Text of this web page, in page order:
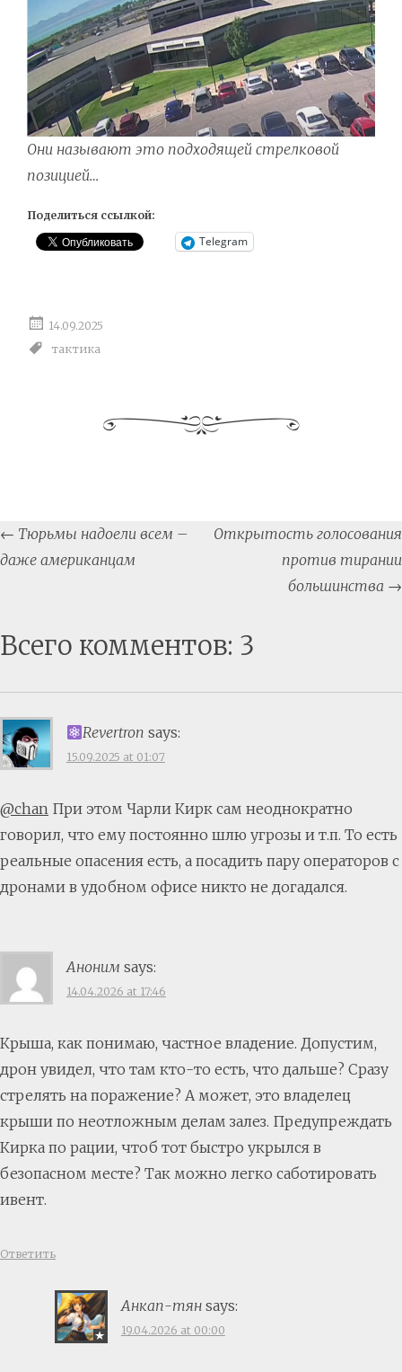
Они называют это подходящей стрелковой
позицией…
Поделиться ссылкой:
Telegram
14.09.2025
тактика
Post
navigation
← Тюрьмы надоели всем –
даже американцам
Открытость голосования
против тирании
большинства →
Всего комментов: 3
Revertron says:
15.09.2025 at 01:07
@chan При этом Чарли Кирк сам неоднократно
говорил, что ему постоянно шлю угрозы и т.п. То есть
реальные опасения есть, а посадить пару операторов с
дронами в удобном офисе никто не догадался.
Аноним says:
14.04.2026 at 17:46
Крыша, как понимаю, частное владение. Допустим,
дрон увидел, что там кто-то есть, что дальше? Сразу
стрелять на поражение? А может, это владелец
крыши по неотложным делам залез. Предупреждать
Кирка по рации, чтоб тот быстро укрылся в
безопасном месте? Так можно легко саботировать
ивент.
Ответить
Анкап-тян says:
19.04.2026 at 00:00